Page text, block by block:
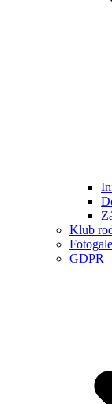
Klub
GDPR